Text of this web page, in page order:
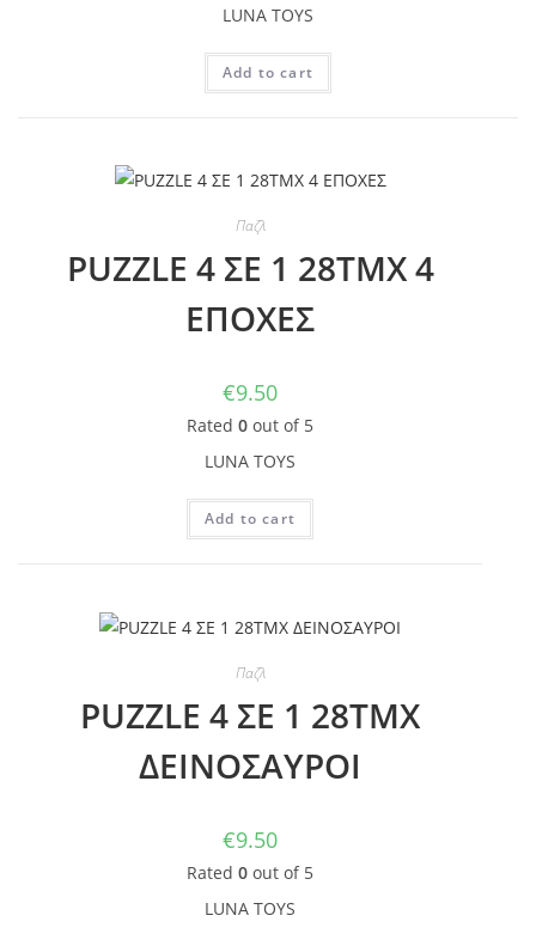
LUNA TOYS
Add to cart
Παζλ
PUZZLE 4 ΣΕ 1 28ΤΜΧ 4
ΕΠΟΧΕΣ
€9.50
Rated 0 out of 5
LUNA TOYS
Add to cart
Παζλ
PUZZLE 4 ΣΕ 1 28ΤΜΧ
ΔΕΙΝΟΣΑΥΡΟΙ
€9.50
Rated 0 out of 5
LUNA TOYS